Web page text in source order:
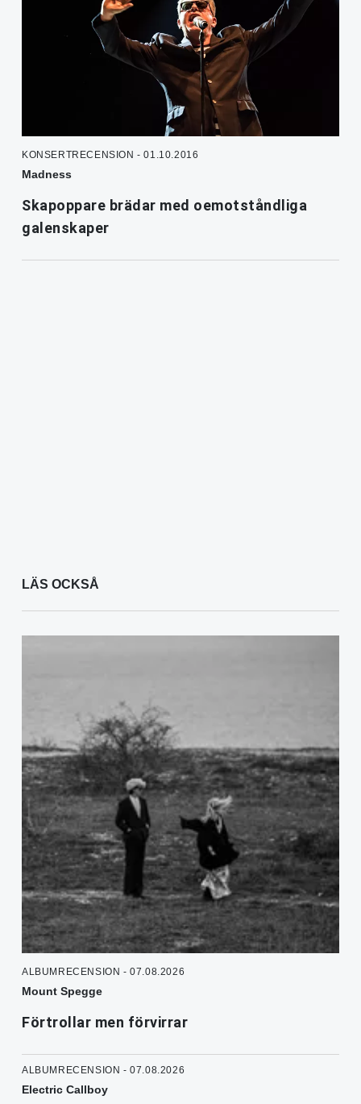
KONSERTRECENSION - 01.10.2016
Madness
Skapoppare brädar med oemotståndliga
galenskaper
LÄS OCKSÅ
ALBUMRECENSION - 07.08.2026
Mount Spegge
Förtrollar men förvirrar
ALBUMRECENSION - 07.08.2026
Electric Callboy